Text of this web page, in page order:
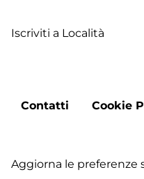
Iscriviti a Località
Footer
Contatti Cookie
Aggiorna le preferenze